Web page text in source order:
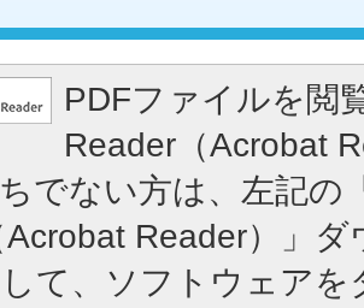
PDFファイルを閲
Reader（Acrobat
でない方は、左記の
Acrobat Reader）」
て、ソフトウェア